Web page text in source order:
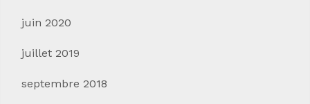
juin 2020
juillet 2019
septembre 2018